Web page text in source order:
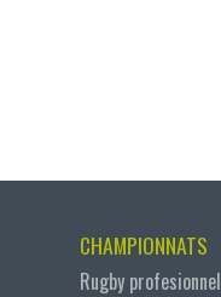
CHAMPIONNATS
Rugby profesionnel